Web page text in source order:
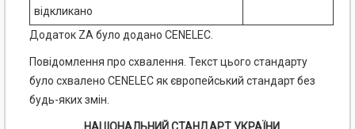
відкликано
Додаток ZA було додано CENELEC.
Повідомлення про схвалення. Текст цього стандарту
було схвалено CENELEC як європейський стандарт без
будь-яких змін.